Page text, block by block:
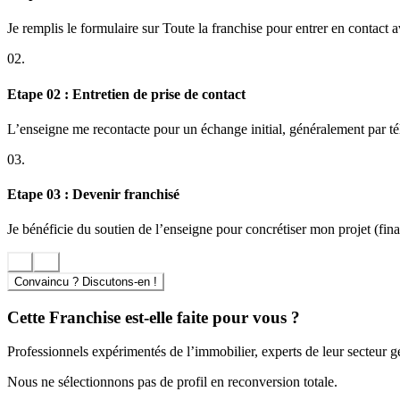
fondatrices : simplicité, écoute et professionnalisme. Pour chaque
Choisir la franchise immobilière 3G IMMO, c’est bénéficier non
issus du secteur de l’immobilier ou en réorientation professionnelle.
maximiser les chances de réussite de chaque porteur de projet. Le
sur la dynamique commerciale et le développement de leur portefeuille
conservent la quasi-totalité du chiffre d’affaires généré. Le
Je remplis le formulaire sur Toute la franchise pour entrer en contact
02.
Etape 02 : Entretien de prise de contact
L’enseigne me recontacte pour un échange initial, généralement par
03.
Etape 03 : Devenir franchisé
Je bénéficie du soutien de l’enseigne pour concrétiser mon projet
Convaincu ? Discutons-en !
Cette Franchise est-elle faite pour vous ?
Professionnels expérimentés de l’immobilier, experts de leur secteur
Nous ne sélectionnons pas de profil en reconversion totale.